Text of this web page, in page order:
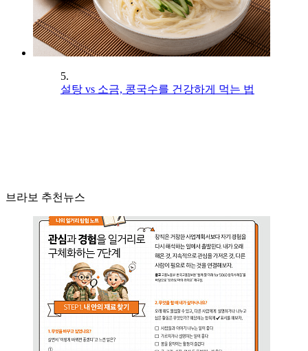
5.
설탕 vs 소금, 콩국수를 건강하게 먹는 법
브라보 추천뉴스